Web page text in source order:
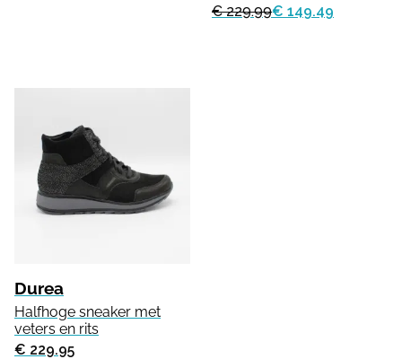
€ 229.99€ 149.49
Durea
Halfhoge sneaker met
veters en rits
€ 229.95